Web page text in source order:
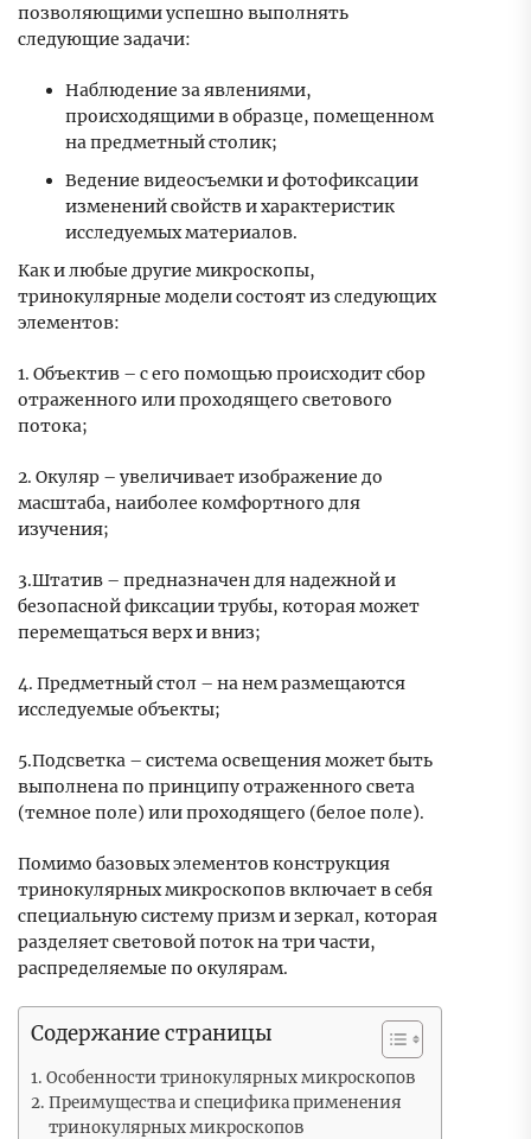
позволяющими успешно выполнять
следующие задачи:
Наблюдение за явлениями,
происходящими в образце, помещенном
на предметный столик;
Ведение видеосъемки и фотофиксации
изменений свойств и характеристик
исследуемых материалов.
Как и любые другие микроскопы,
тринокулярные модели состоят из следующих
элементов:
1. Объектив – с его помощью происходит сбор
отраженного или проходящего светового
потока;
2. Окуляр – увеличивает изображение до
масштаба, наиболее комфортного для
изучения;
3.Штатив – предназначен для надежной и
безопасной фиксации трубы, которая может
перемещаться верх и вниз;
4. Предметный стол – на нем размещаются
исследуемые объекты;
5.Подсветка – система освещения может быть
выполнена по принципу отраженного света
(темное поле) или проходящего (белое поле).
Помимо базовых элементов конструкция
тринокулярных микроскопов включает в себя
специальную систему призм и зеркал, которая
разделяет световой поток на три части,
распределяемые по окулярам.
Содержание страницы
Особенности тринокулярных микроскопов
Преимущества и специфика применения
тринокулярных микроскопов